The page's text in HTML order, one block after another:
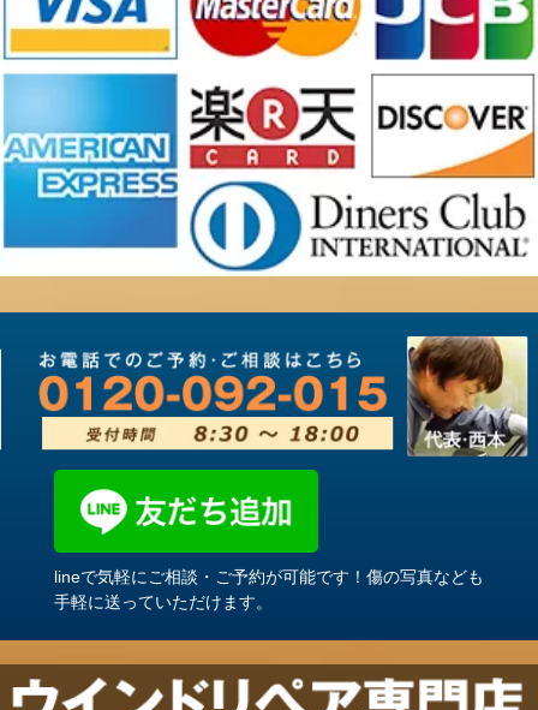
lineで気軽にご相談・ご予約が可能です！傷の写真なども
手軽に送っていただけます。